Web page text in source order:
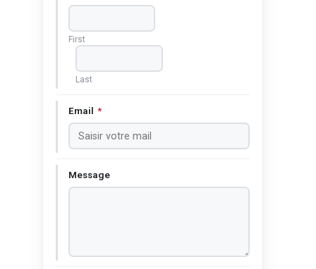
First
Last
Email *
Message